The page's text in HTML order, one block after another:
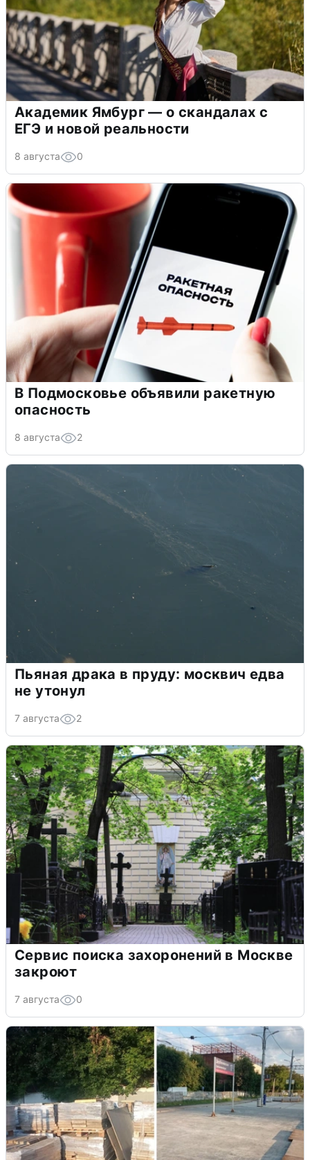
Академик Ямбург — о скандалах с
ЕГЭ и новой реальности
8 августа 0
В Подмосковье объявили ракетную
опасность
8 августа 2
Пьяная драка в пруду: москвич едва
не утонул
7 августа 2
Сервис поиска захоронений в Москве
закроют
7 августа 0